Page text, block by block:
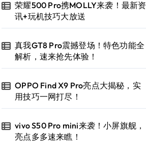
荣耀500 Pro携MOLLY来袭！最新资
讯+玩机技巧大放送
真我GT8 Pro震撼登场！特色功能全
解析，速来抢先体验！
OPPO Find X9 Pro亮点大揭秘，实
用技巧一网打尽！
vivo S50 Pro mini来袭！小屏旗舰，
亮点多多速来瞧！